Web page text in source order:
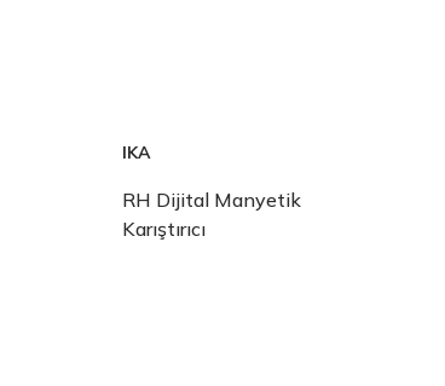
IKA
RH Dijital Manyetik
Karıştırıcı